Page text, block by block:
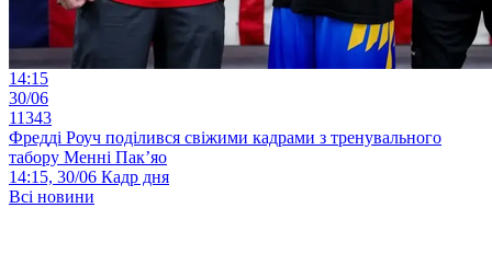
14:15
30/06
11343
Фредді Роуч поділився свіжими кадрами з тренувального
табору Менні Пак’яо
14:15, 30/06 Кадр дня
Всі новини